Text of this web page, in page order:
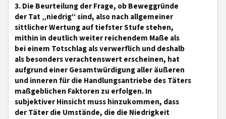
3. Die Beurteilung der Frage, ob Beweggründe
der Tat „niedrig“ sind, also nach allgemeiner
sittlicher Wertung auf tiefster Stufe stehen,
mithin in deutlich weiter reichendem Maße als
bei einem Totschlag als verwerflich und deshalb
als besonders verachtenswert erscheinen, hat
aufgrund einer Gesamtwürdigung aller äußeren
und inneren für die Handlungsantriebe des Täters
maßgeblichen Faktoren zu erfolgen. In
subjektiver Hinsicht muss hinzukommen, dass
der Täter die Umstände, die die Niedrigkeit